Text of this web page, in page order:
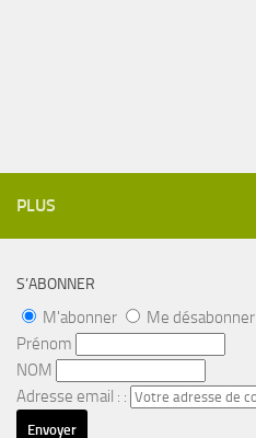
PLUS
S’ABONNER
M'abonner
Me désabonner
Prénom
NOM
Adresse email : :